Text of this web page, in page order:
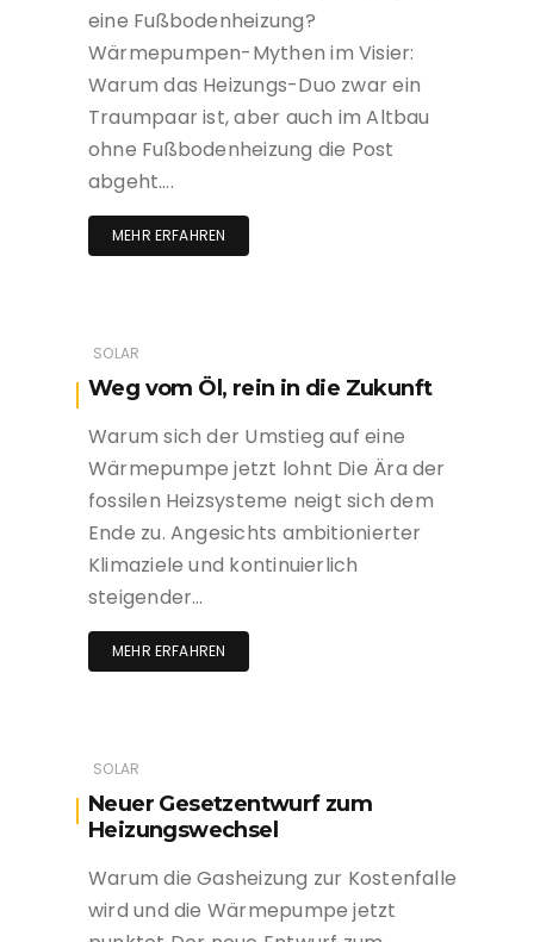
eine Fußbodenheizung?
Wärmepumpen-Mythen im Visier:
Warum das Heizungs-Duo zwar ein
Traumpaar ist, aber auch im Altbau
ohne Fußbodenheizung die Post
abgeht….
MEHR ERFAHREN
SOLAR
Weg vom Öl, rein in die Zukunft
Warum sich der Umstieg auf eine
Wärmepumpe jetzt lohnt Die Ära der
fossilen Heizsysteme neigt sich dem
Ende zu. Angesichts ambitionierter
Klimaziele und kontinuierlich
steigender…
MEHR ERFAHREN
SOLAR
Neuer Gesetzentwurf zum
Heizungswechsel
Warum die Gasheizung zur Kostenfalle
wird und die Wärmepumpe jetzt